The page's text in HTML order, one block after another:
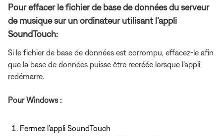
Pour effacer le fichier de base de données du serveur
de musique sur un ordinateur utilisant l’appli
SoundTouch:
Si le fichier de base de données est corrompu, effacez-le afin
que la base de données puisse être recréée lorsque l’appli
redémarre.
Pour Windows :
Fermez l’appli SoundTouch